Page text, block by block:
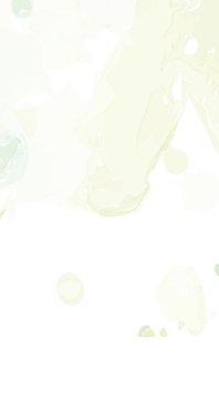
bariatryczne
dzieci i
rodzinna
Trening